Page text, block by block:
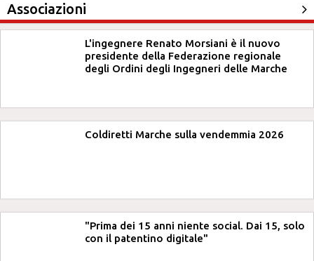
Associazioni
L'ingegnere Renato Morsiani è il nuovo
presidente della Federazione regionale
degli Ordini degli Ingegneri delle Marche
Coldiretti Marche sulla vendemmia 2026
"Prima dei 15 anni niente social. Dai 15, solo
con il patentino digitale"